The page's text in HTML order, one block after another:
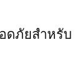
ดภัยสำหรับ